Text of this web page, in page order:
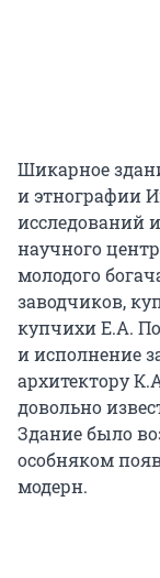
Шикарное
и этнографии
исследований
научного
молодого
заводчиков,
купчихи Е.А.
и исполнение
архитектору
довольно
Здание было
особняком
модерн.